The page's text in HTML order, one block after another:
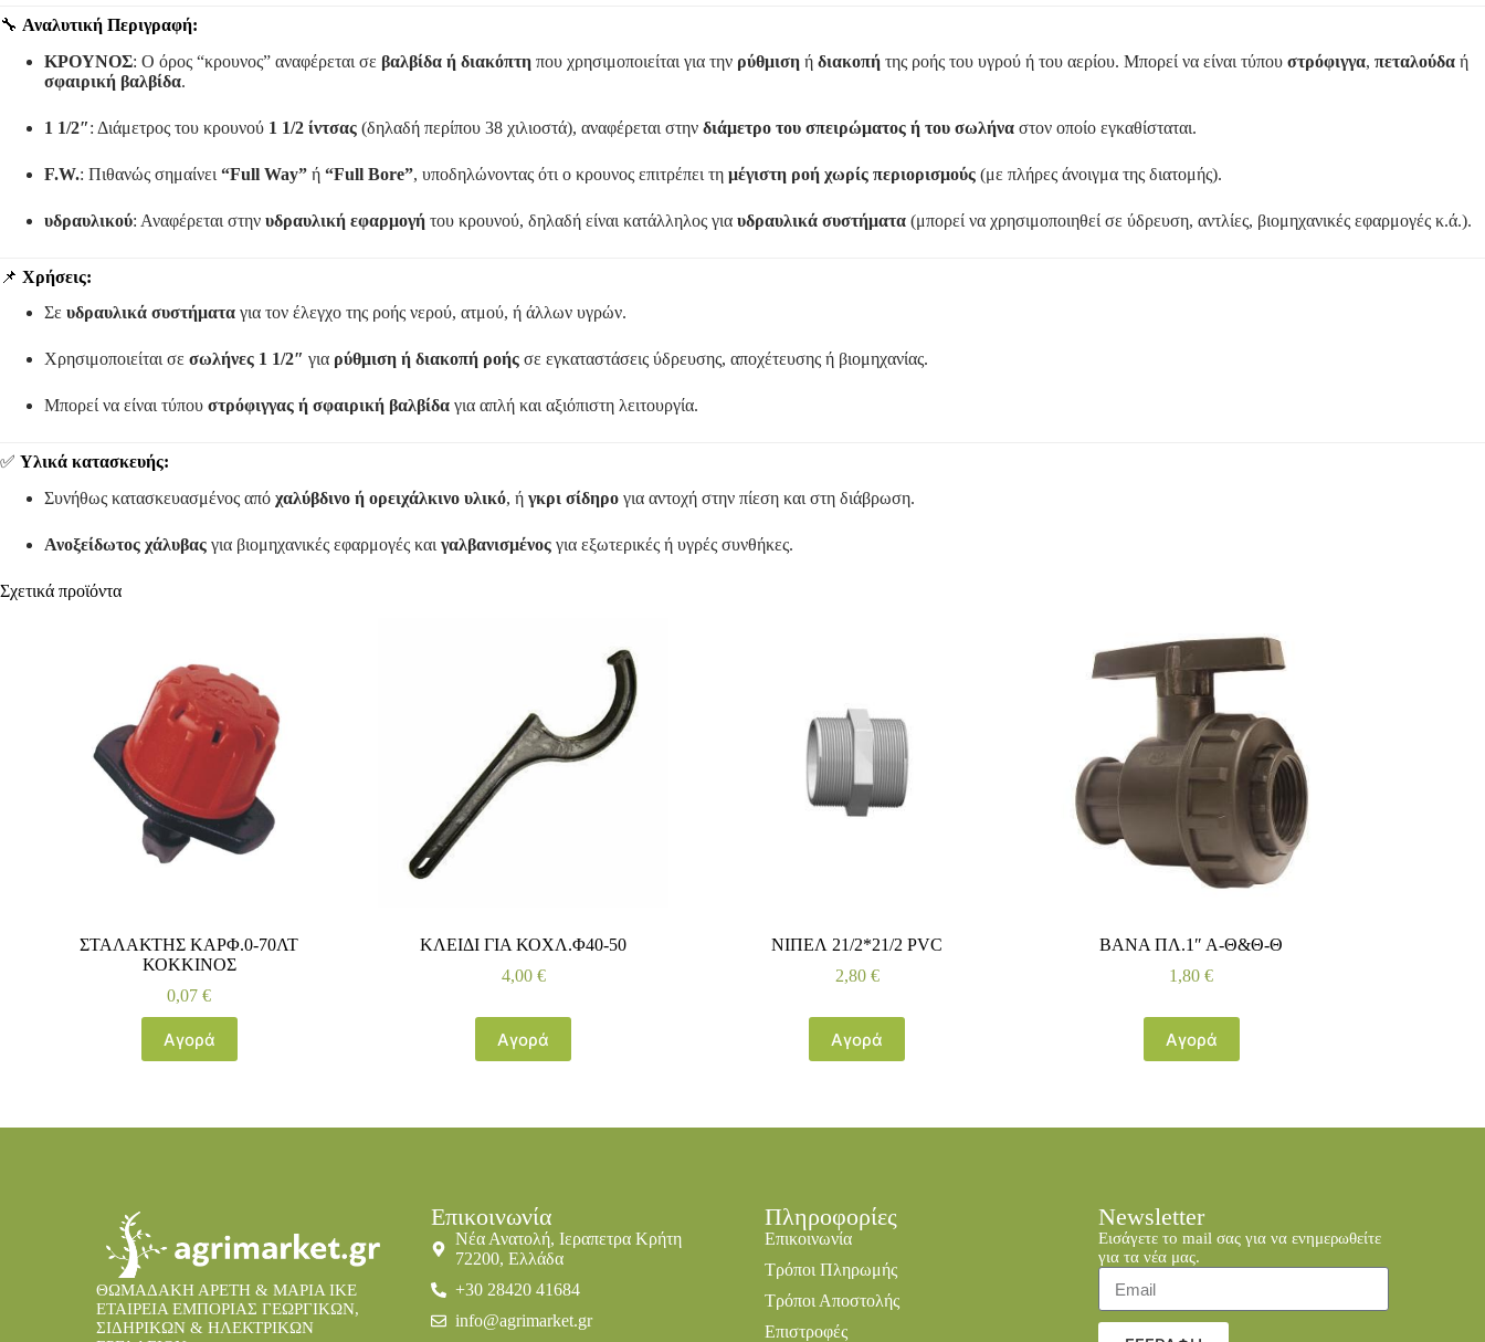
🔧 Αναλυτική Περιγραφή:
ΚΡΟΥΝΟΣ: Ο όρος “κρουνος” αναφέρεται σε βαλβίδα ή διακόπτη που χρησιμοποιείται για την ρύθμιση ή διακοπή της ροής του υγρού ή του αερίου. Μπορεί να είναι τύπου στρόφιγγα, πεταλούδα ή
σφαιρική βαλβίδα.
1 1/2″: Διάμετρος του κρουνού 1 1/2 ίντσας (δηλαδή περίπου 38 χιλιοστά), αναφέρεται στην διάμετρο του σπειρώματος ή του σωλήνα στον οποίο εγκαθίσταται.
F.W.: Πιθανώς σημαίνει “Full Way” ή “Full Bore”, υποδηλώνοντας ότι ο κρουνος επιτρέπει τη μέγιστη ροή χωρίς περιορισμούς (με πλήρες άνοιγμα της διατομής).
υδραυλικού: Αναφέρεται στην υδραυλική εφαρμογή του κρουνού, δηλαδή είναι κατάλληλος για υδραυλικά συστήματα (μπορεί να χρησιμοποιηθεί σε ύδρευση, αντλίες, βιομηχανικές εφαρμογές κ.ά.).
📌 Χρήσεις:
Σε υδραυλικά συστήματα για τον έλεγχο της ροής νερού, ατμού, ή άλλων υγρών.
Χρησιμοποιείται σε σωλήνες 1 1/2″ για ρύθμιση ή διακοπή ροής σε εγκαταστάσεις ύδρευσης, αποχέτευσης ή βιομηχανίας.
Μπορεί να είναι τύπου στρόφιγγας ή σφαιρική βαλβίδα για απλή και αξιόπιστη λειτουργία.
✅ Υλικά κατασκευής:
Συνήθως κατασκευασμένος από χαλύβδινο ή ορειχάλκινο υλικό, ή γκρι σίδηρο για αντοχή στην πίεση και στη διάβρωση.
Ανοξείδωτος χάλυβας για βιομηχανικές εφαρμογές και γαλβανισμένος για εξωτερικές ή υγρές συνθήκες.
Σχετικά προϊόντα
ΣΤΑΛΑΚΤΗΣ ΚΑΡΦ.0-70ΛΤ
ΚΟΚΚΙΝΟΣ
0,07€
Αγορά
ΚΛΕΙΔΙ ΓΙΑ ΚΟΧΛ.Φ40-50
4,00 €
Αγορά
ΝΙΠΕΛ 21/2*21/2 PVC
2,80 €
Αγορά
ΒΑΝΑ ΠΛ.1″ Α-Θ&Θ-Θ
1,80€
Αγορά
ΘΩΜΑΔΑΚΗ ΑΡΕΤΗ & ΜΑΡΙΑ IKE
ΕΤΑΙΡΕΙΑ ΕΜΠΟΡΙΑΣ ΓΕΩΡΓΙΚΩΝ,
ΣΙΔΗΡΙΚΩΝ & ΗΛΕΚΤΡΙΚΩΝ
Επικοινωνία
Νέα Ανατολή, Ιεραπετρα Κρήτη
72200, Ελλάδα
+30 28420 41684
info@agrimarket.gr
Πληροφορίες
Επικοινωνία
Τρόποι Πληρωμής
Τρόποι Αποστολής
Επιστροφές
Newsletter
Εισάγετε το mail σας για να ενημερωθείτε
για τα νέα μας.